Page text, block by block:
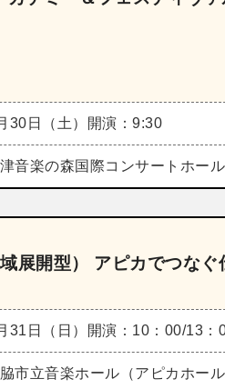
30日（土） 開演：9:30
音楽の森国際コンサートホール
展開型） アピカでつなぐ
31日（日） 開演：10：00/13：
市立音楽ホール（アピカホール